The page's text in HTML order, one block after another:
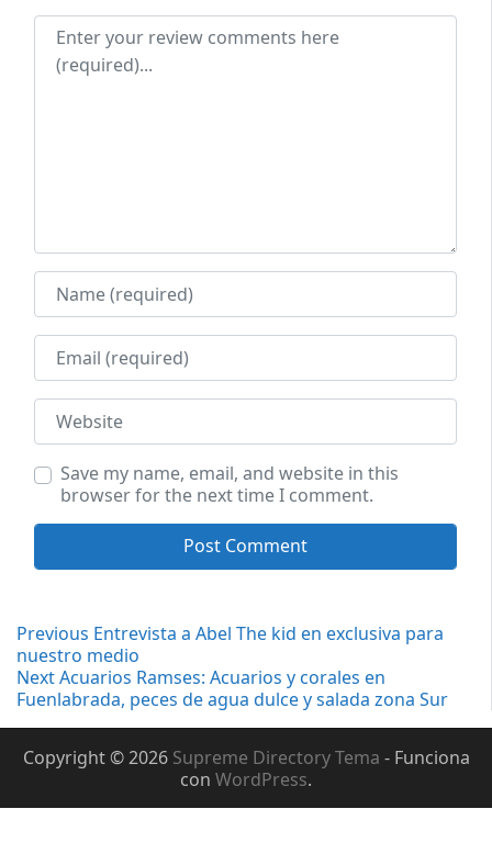
Review text
Name
Email
Website
Save my name, email, and website in this
browser for the next time I comment.
Navegación
de
entradas
Previous Previous
post:
Entrevista a Abel The kid en exclusiva para
nuestro medio
NextNext
post:
Acuarios Ramses: Acuarios y corales en
Fuenlabrada, peces de agua dulce y salada zona Sur
Copyright © 2026 Supreme Directory Tema - Funciona
con WordPress.